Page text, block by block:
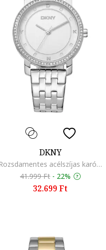
DKNY
Rozsdamentes acélszíjas karóra logós számlappal, Ezüstszín
41.999 Ft - 22%
32.699 Ft